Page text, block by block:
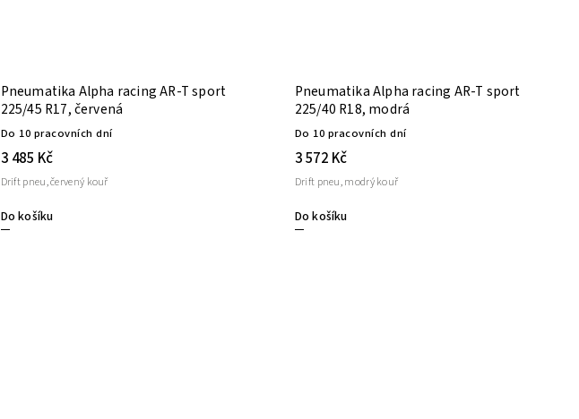
Pneumatika Alpha racing AR-T sport
225/45 R17, červená
Do 10 pracovních dní
3 485 Kč
Do košíku
Drift pneu, červený kouř
Pneumatika Alpha racing AR-T sport
225/40 R18, modrá
Do 10 pracovních dní
3 572 Kč
Do košíku
Drift pneu, modrý kouř